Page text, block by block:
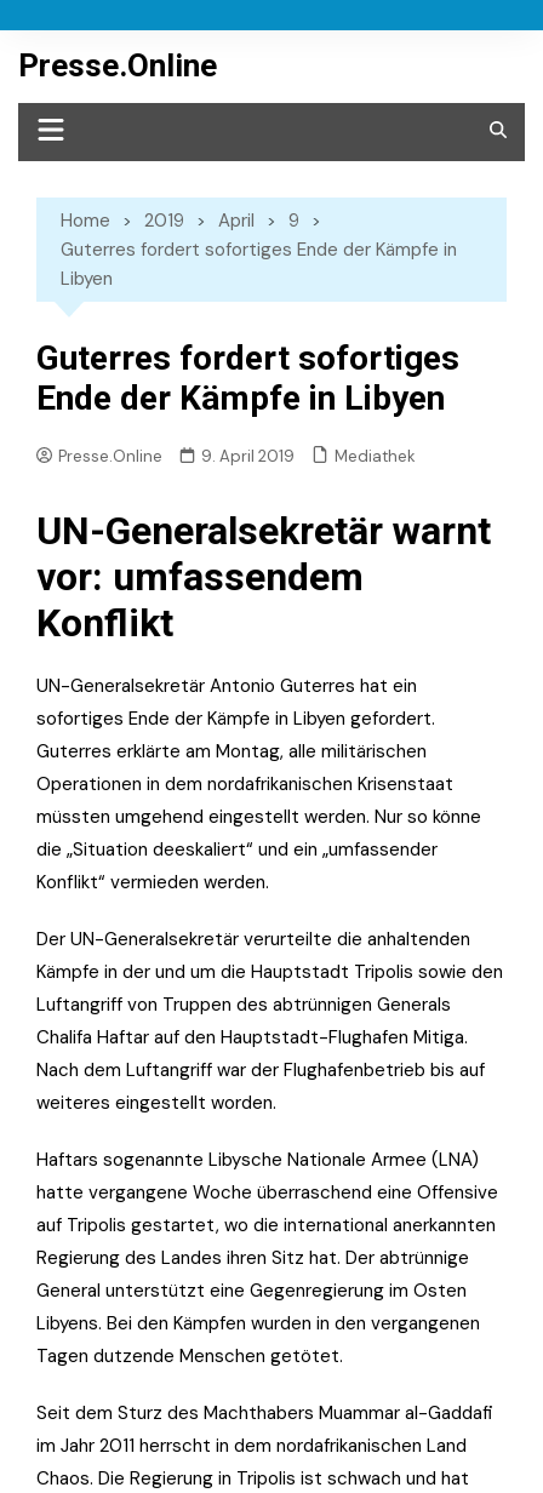
content
Presse.Online
Home 2019 April
9
Guterres fordert sofortiges Ende der Kämpfe in
Libyen
Guterres fordert sofortiges
Ende der Kämpfe in Libyen
Presse.Online 9. April 2019 Mediathek
UN-Generalsekretär warnt
vor: umfassendem
Konflikt
UN-Generalsekretär Antonio Guterres hat ein
sofortiges Ende der Kämpfe in Libyen gefordert.
Guterres erklärte am Montag, alle militärischen
Operationen in dem nordafrikanischen Krisenstaat
müssten umgehend eingestellt werden. Nur so könne
die „Situation deeskaliert“ und ein „umfassender
Konflikt“ vermieden werden.
Der UN-Generalsekretär verurteilte die anhaltenden
Kämpfe in der und um die Hauptstadt Tripolis sowie den
Luftangriff von Truppen des abtrünnigen Generals
Chalifa Haftar auf den Hauptstadt-Flughafen Mitiga.
Nach dem Luftangriff war der Flughafenbetrieb bis auf
weiteres eingestellt worden.
Haftars sogenannte Libysche Nationale Armee (LNA)
hatte vergangene Woche überraschend eine Offensive
auf Tripolis gestartet, wo die international anerkannten
Regierung des Landes ihren Sitz hat. Der abtrünnige
General unterstützt eine Gegenregierung im Osten
Libyens. Bei den Kämpfen wurden in den vergangenen
Tagen dutzende Menschen getötet.
Seit dem Sturz des Machthabers Muammar al-Gaddafi
im Jahr 2011 herrscht in dem nordafrikanischen Land
Chaos. Die Regierung in Tripolis ist schwach und hat